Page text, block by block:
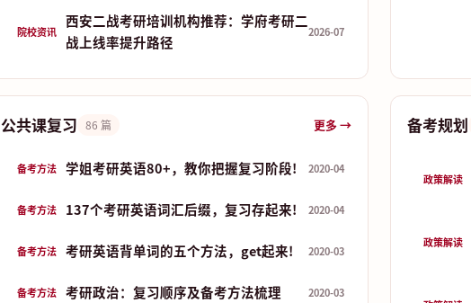
院校资讯
西安二战考研培训机构推荐：学府考研二
战上线率提升路径
2026-07
公共课复习 86 篇 更多 →
备考方法 学姐考研英语80+，教你把握复习阶段! 2020-04
备考方法 137个考研英语词汇后缀，复习存起来! 2020-04
备考方法 考研英语背单词的五个方法，get起来! 2020-03
备考方法 考研政治：复习顺序及备考方法梳理 2020-03
备考规划
政策解读
政策解读